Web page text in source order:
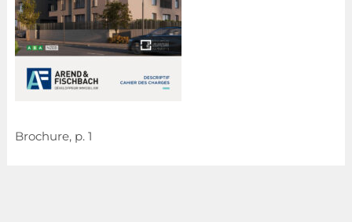
Brochure, p. 1